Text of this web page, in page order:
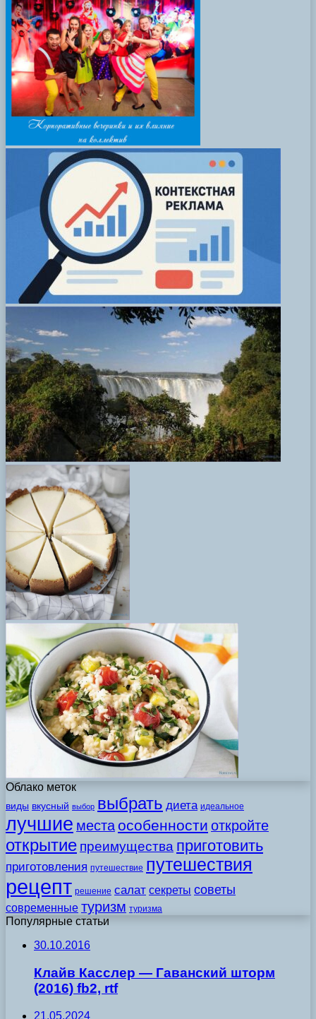
Облако меток
виды вкусный выбор выбрать диета идеальное
лучшие места особенности откройте
открытие преимущества приготовить
приготовления путешествие путешествия
рецепт решение салат секреты советы
современные туризм туризма
Популярные статьи
30.10.2016
Клайв Касслер — Гаванский шторм
(2016) fb2, rtf
21.05.2024